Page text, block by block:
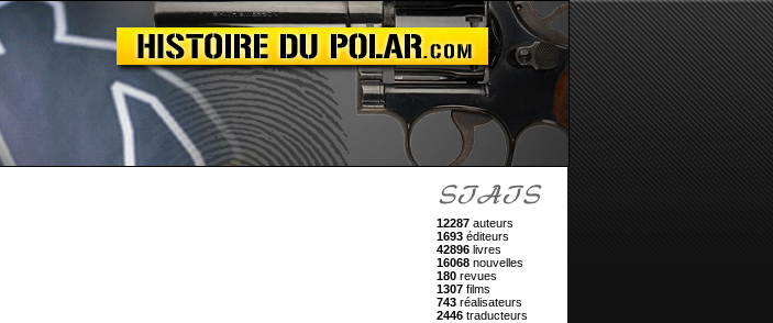
12287 auteurs
1693 éditeurs
42896 livres
16068 nouvelles
180 revues
1307 films
743 réalisateurs
2446 traducteurs